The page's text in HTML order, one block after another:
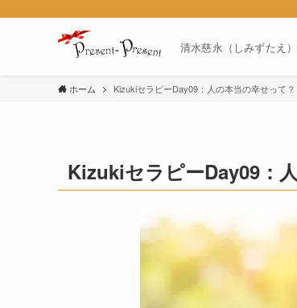
清水慈永（しみずたえ
ホーム KizukiセラピーDay09：人の本当の幸せって？
KizukiセラピーDay09：